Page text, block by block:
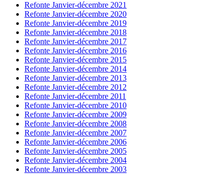
Refonte Janvier-décembre 2021
Refonte Janvier-décembre 2020
Refonte Janvier-décembre 2019
Refonte Janvier-décembre 2018
Refonte Janvier-décembre 2017
Refonte Janvier-décembre 2016
Refonte Janvier-décembre 2015
Refonte Janvier-décembre 2014
Refonte Janvier-décembre 2013
Refonte Janvier-décembre 2012
Refonte Janvier-décembre 2011
Refonte Janvier-décembre 2010
Refonte Janvier-décembre 2009
Refonte Janvier-décembre 2008
Refonte Janvier-décembre 2007
Refonte Janvier-décembre 2006
Refonte Janvier-décembre 2005
Refonte Janvier-décembre 2004
Refonte Janvier-décembre 2003